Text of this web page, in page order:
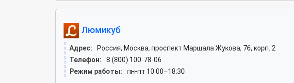
Люмикуб
Адрес:
Россия, Москва, проспект Маршала Жукова, 76, корп. 2
Телефон:
8 (800) 100-78-06
Режим работы:
пн-пт 10:00–18:30